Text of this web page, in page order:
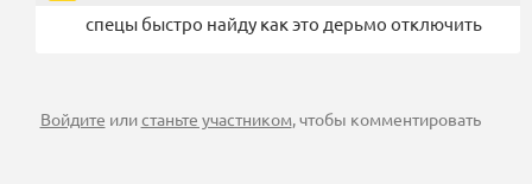
спецы быстро найду как это дерьмо отключить
Войдите илистаньте участником, чтобы комментировать